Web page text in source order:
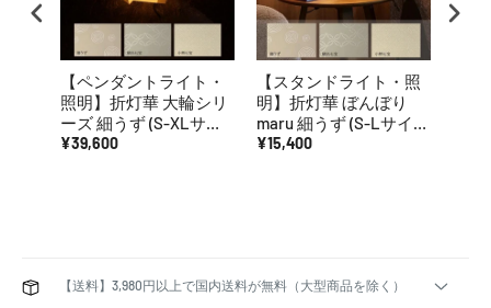
【ペンダントライト・
照明】折灯華 大輪シリ
ーズ 細うず (S-XLサイ
ズ) | 京表具イノベーテ
¥39,600
【スタンドライト・照
明】折灯華 ぼんぼり
maru 細うず (S-Lサイ
ズ) | 京表具イノベーテ
¥15,400
【送料】3,980円以上で国内送料が無料（大型商品を除く）